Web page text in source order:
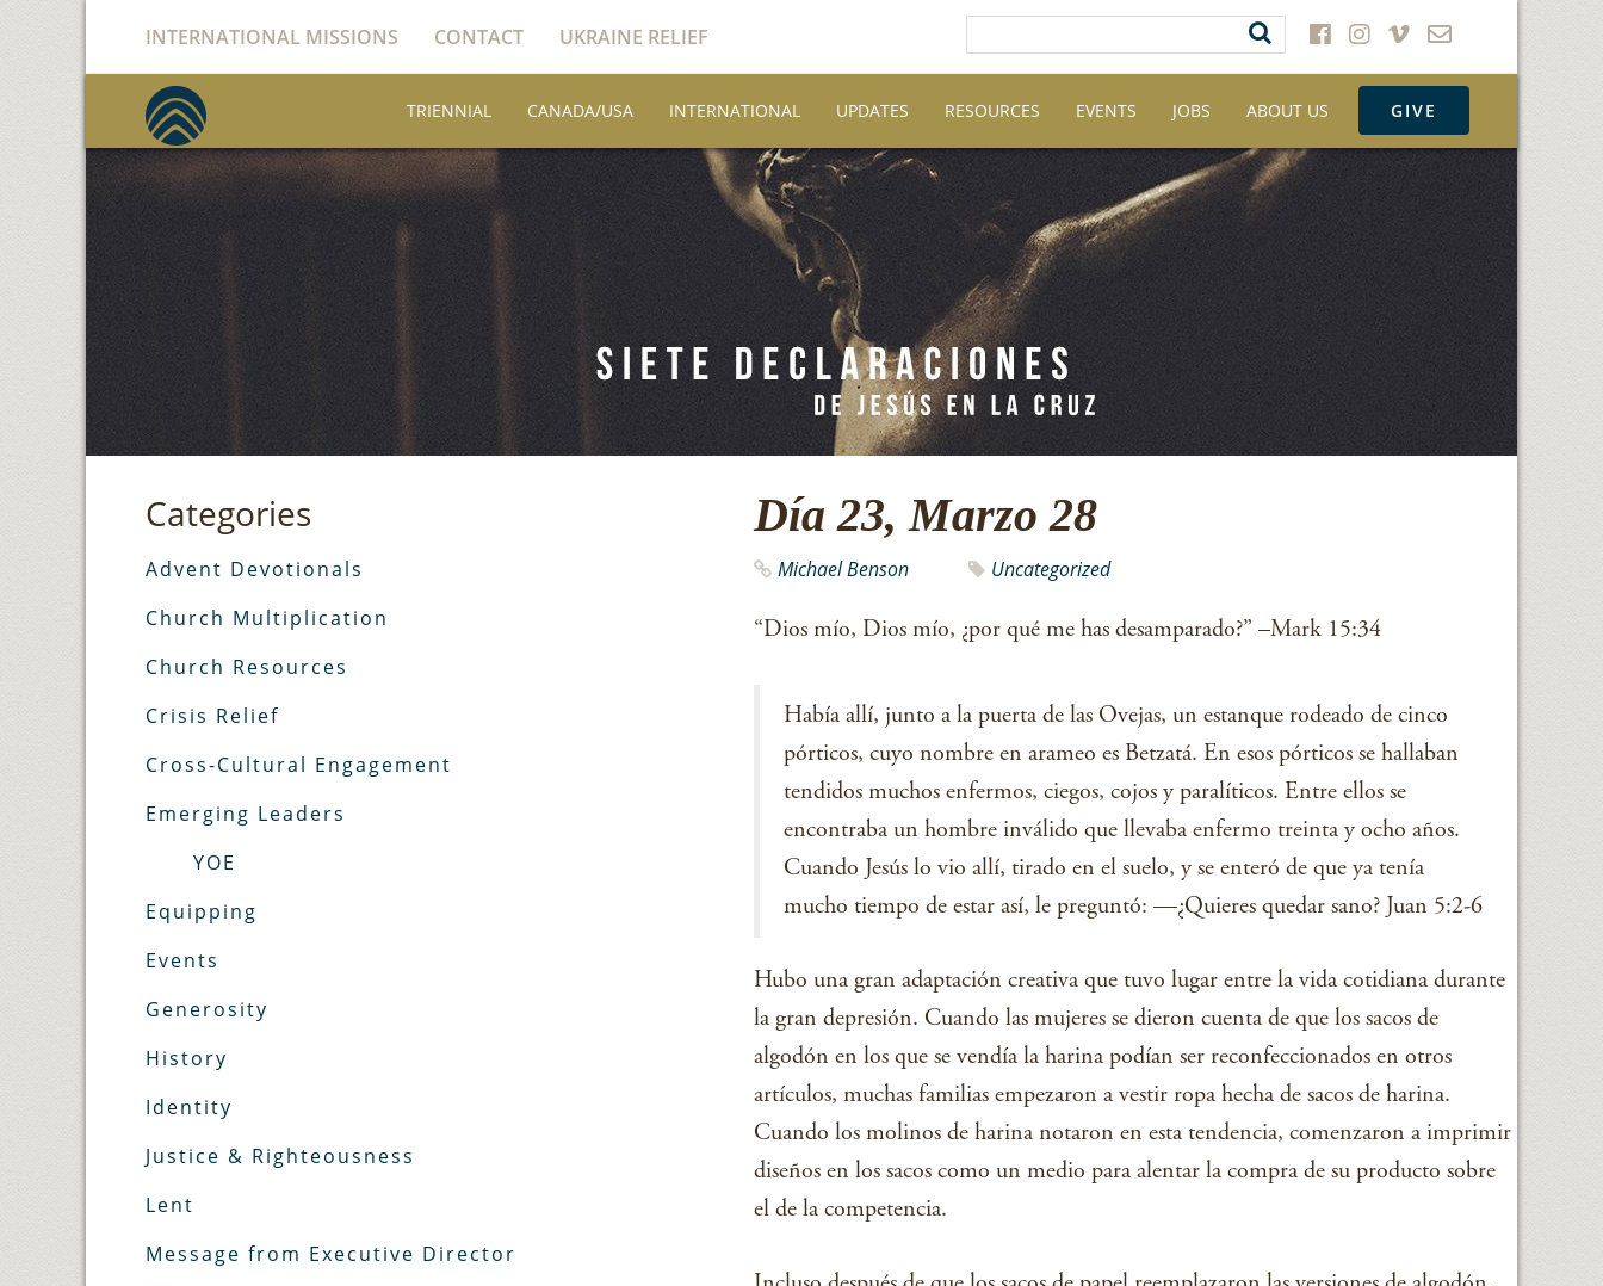
INTERNATIONAL MISSIONS CONTACT UKRAINE RELIEF
TRIENNIAL CANADA/USA INTERNATIONAL UPDATES RESOURCES EVENTS JOBS ABOUT US GIVE
Día 23, Marzo 28
Michael Benson Uncategorized
“Dios mío, Dios mío, ¿por qué me has desamparado?” –Mark 15:34
Había allí, junto a la puerta de las Ovejas, un estanque rodeado de cinco
pórticos, cuyo nombre en arameo es Betzatá. En esos pórticos se hallaban
tendidos muchos enfermos, ciegos, cojos y paralíticos. Entre ellos se
encontraba un hombre inválido que llevaba enfermo treinta y ocho años.
Cuando Jesús lo vio allí, tirado en el suelo, y se enteró de que ya tenía
mucho tiempo de estar así, le preguntó: —¿Quieres quedar sano? Juan 5:2-6
Hubo una gran adaptación creativa que tuvo lugar entre la vida cotidiana durante
la gran depresión. Cuando las mujeres se dieron cuenta de que los sacos de
algodón en los que se vendía la harina podían ser reconfeccionados en otros
artículos, muchas familias empezaron a vestir ropa hecha de sacos de harina.
Cuando los molinos de harina notaron en esta tendencia, comenzaron a imprimir
diseños en los sacos como un medio para alentar la compra de su producto sobre
el de la competencia.
Categories
Advent Devotionals
Church Multiplication
Church Resources
Crisis Relief
Cross-Cultural Engagement
Emerging Leaders
YOE
Equipping
Events
Generosity
History
Identity
Justice & Righteousness
Lent
Message from Executive Director